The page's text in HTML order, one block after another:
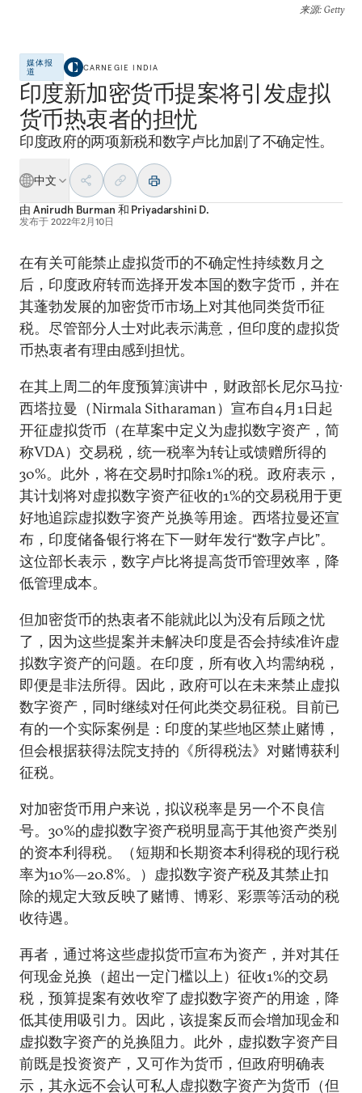
来源: Getty
媒体报
道
CARNEGIE INDIA
印度新加密货币提案将引发虚拟
货币热衷者的担忧
印度政府的两项新税和数字卢比加剧了不确定性。
中文
由 Anirudh Burman 和 Priyadarshini D.
发布于 2022年2月10日
在有关可能禁止虚拟货币的不确定性持续数月之
后，印度政府转而选择开发本国的数字货币，并在
其蓬勃发展的加密货币市场上对其他同类货币征
税。尽管部分人士对此表示满意，但印度的虚拟货
币热衷者有理由感到担忧。
在其上周二的年度预算演讲中，财政部长尼尔马拉·
西塔拉曼（Nirmala Sitharaman）宣布自4月1日起
开征虚拟货币（在草案中定义为虚拟数字资产，简
称VDA）交易税，统一税率为转让或馈赠所得的
30%。此外，将在交易时扣除1%的税。政府表示，
其计划将对虚拟数字资产征收的1%的交易税用于更
好地追踪虚拟数字资产兑换等用途。西塔拉曼还宣
布，印度储备银行将在下一财年发行“数字卢比”。
这位部长表示，数字卢比将提高货币管理效率，降
低管理成本。
但加密货币的热衷者不能就此以为没有后顾之忧
了，因为这些提案并未解决印度是否会持续准许虚
拟数字资产的问题。在印度，所有收入均需纳税，
即便是非法所得。因此，政府可以在未来禁止虚拟
数字资产，同时继续对任何此类交易征税。目前已
有的一个实际案例是：印度的某些地区禁止赌博，
但会根据获得法院支持的《所得税法》对赌博获利
征税。
对加密货币用户来说，拟议税率是另一个不良信
号。30%的虚拟数字资产税明显高于其他资产类别
的资本利得税。（短期和长期资本利得税的现行税
率为10%—20.8%。）虚拟数字资产税及其禁止扣
除的规定大致反映了赌博、博彩、彩票等活动的税
收待遇。
再者，通过将这些虚拟货币宣布为资产，并对其任
何现金兑换（超出一定门槛以上）征收1%的交易
税，预算提案有效收窄了虚拟数字资产的用途，降
低其使用吸引力。因此，该提案反而会增加现金和
虚拟数字资产的兑换阻力。此外，虚拟数字资产目
前既是投资资产，又可作为货币，但政府明确表
示，其永远不会认可私人虚拟数字资产为货币（但